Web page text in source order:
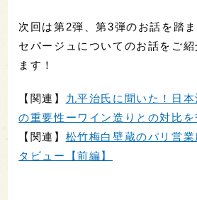
次回は第2弾、第3弾のお話を踏
セパージュについてのお話をご
ます！
【関連】 九平治氏に聞いた！日
の重要性ーワイン造りとの対比を
【関連】 松竹梅白壁蔵のパリ営
タビュー【前編】